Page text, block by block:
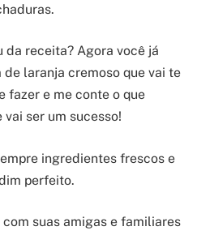
da receita? Agora você já
laranja cremoso que vai te
fazer e me conte o que
vai ser um sucesso!
ingredientes frescos e
perfeito.
suas amigas e familiares